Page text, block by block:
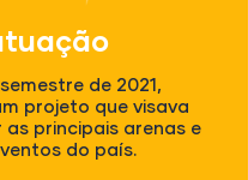
de 2021,
projeto que visava
principais arenas e
do país.